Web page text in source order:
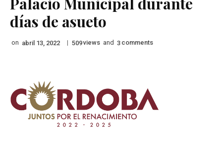
días de asueto
on abril 13, 2022 | 509views and 3 comments